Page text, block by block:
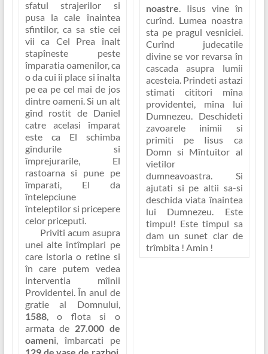
sfatul strajerilor si
pusa la cale înaintea
sfintilor, ca sa stie cei
vii ca Cel Prea înalt
stapîneste peste
împaratia oamenilor, ca
o da cui îi place si înalta
pe ea pe cel mai de jos
dintre oameni. Si un alt
gînd rostit de Daniel
catre acelasi împarat
este ca El schimba
gîndurile si
împrejurarile, El
rastoarna si pune pe
împarati, El da
întelepciune
înteleptilor si pricepere
celor priceputi.
Priviti acum asupra
unei alte întîmplari pe
care istoria o retine si
în care putem vedea
interventia mîinii
Providentei. În anul de
gratie al Domnului,
1588, o flota si o
armata de 27.000 de
oameni, îmbarcati pe
noastre. Iisus vine în
curînd. Lumea noastra
sta pe pragul vesniciei.
Curînd judecatile
divine se vor revarsa în
cascada asupra lumii
acesteia. Prindeti astazi
stimati cititori mîna
providentei, mîna lui
Dumnezeu. Deschideti
zavoarele inimii si
primiti pe Iisus ca
Domn si Mîntuitor al
vietilor
dumneavoastra. Si
ajutati si pe altii sa-si
deschida viata înaintea
lui Dumnezeu. Este
timpul! Este timpul sa
dam un sunet clar de
trîmbita ! Amin !